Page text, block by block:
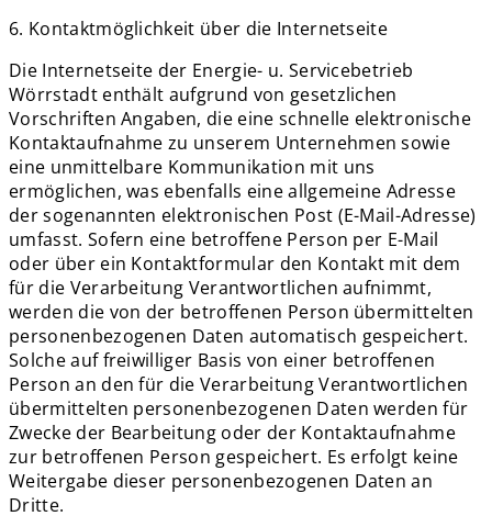
6. Kontaktmöglichkeit über die Internetseite
Die Internetseite der Energie- u. Servicebetrieb
Wörrstadt enthält aufgrund von gesetzlichen
Vorschriften Angaben, die eine schnelle elektronische
Kontaktaufnahme zu unserem Unternehmen sowie
eine unmittelbare Kommunikation mit uns
ermöglichen, was ebenfalls eine allgemeine Adresse
der sogenannten elektronischen Post (E-Mail-Adresse)
umfasst. Sofern eine betroffene Person per E-Mail
oder über ein Kontaktformular den Kontakt mit dem
für die Verarbeitung Verantwortlichen aufnimmt,
werden die von der betroffenen Person übermittelten
personenbezogenen Daten automatisch gespeichert.
Solche auf freiwilliger Basis von einer betroffenen
Person an den für die Verarbeitung Verantwortlichen
übermittelten personenbezogenen Daten werden für
Zwecke der Bearbeitung oder der Kontaktaufnahme
zur betroffenen Person gespeichert. Es erfolgt keine
Weitergabe dieser personenbezogenen Daten an
Dritte.